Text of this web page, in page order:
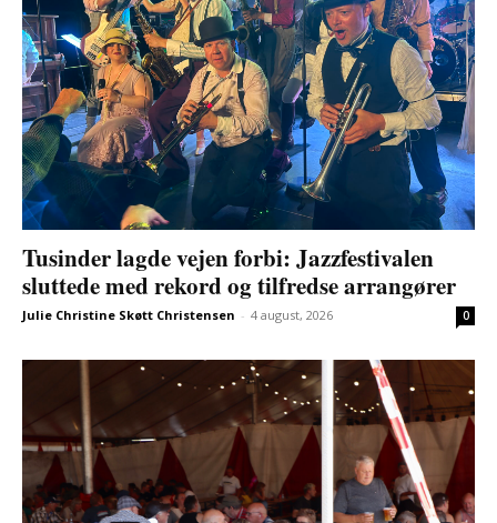
Tusinder lagde vejen forbi: Jazzfestivalen
sluttede med rekord og tilfredse arrangører
Julie Christine Skøtt Christensen - 4 august, 2026 0